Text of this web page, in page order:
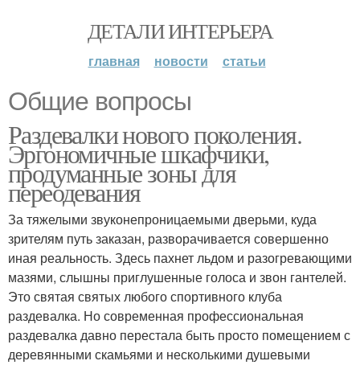
ДЕТАЛИ ИНТЕРЬЕРА
главная новости статьи
Общие вопросы
Раздевалки нового поколения.
Эргономичные шкафчики,
продуманные зоны для
переодевания
За тяжелыми звуконепроницаемыми дверьми, куда
зрителям путь заказан, разворачивается совершенно
иная реальность. Здесь пахнет льдом и разогревающими
мазями, слышны приглушенные голоса и звон гантелей.
Это святая святых любого спортивного клуба
раздевалка. Но современная профессиональная
раздевалка давно перестала быть просто помещением с
деревянными скамьями и несколькими душевыми